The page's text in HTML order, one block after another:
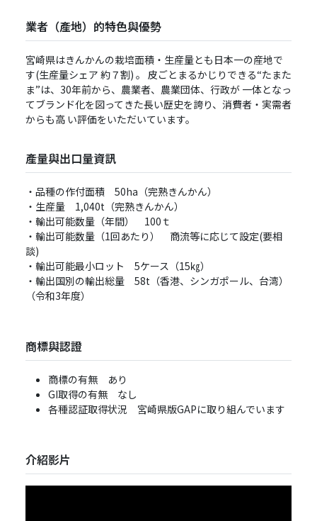
業者（產地）的特色與優勢
宮崎県はきんかんの栽培⾯積・⽣産量とも⽇本⼀の産地で
す(⽣産量シェア 約７割) 。 ⽪ごとまるかじりできる“たまた
ま”は、30年前から、農業者、農業団体、⾏政が ⼀体となっ
てブランド化を図ってきた⻑い歴史を誇り、消費者・実需者
からも⾼ い評価をいただいています。
產量與出口量資訊
・品種の作付面積 50ha（完熟きんかん）
・生産量 1,040t（完熟きんかん）
・輸出可能数量（年間） 100ｔ
・輸出可能数量（1回あたり） 商流等に応じて設定(要相
談)
・輸出可能最小ロット 5ケース（15㎏）
・輸出国別の輸出総量 58t（⾹港、シンガポール、台湾）
（令和3年度）
商標與認證
商標の有無 あり
GI取得の有無 なし
各種認証取得状況 宮崎県版GAPに取り組んでいます
介紹影片